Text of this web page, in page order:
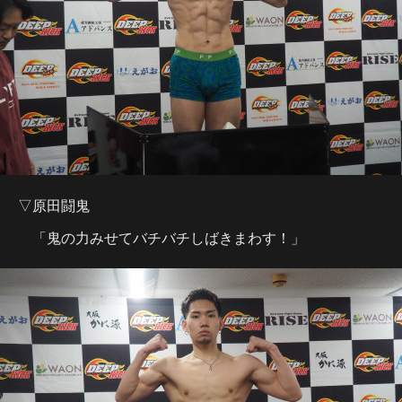
▽原田闘鬼
「鬼の力みせてバチバチしばきまわす！」